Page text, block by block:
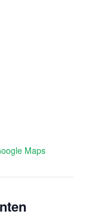
Maps